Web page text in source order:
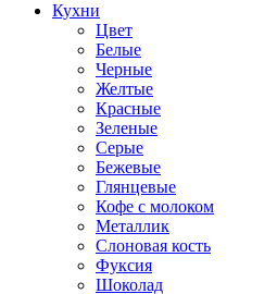
Кухни
Цвет
Белые
Черные
Желтые
Красные
Зеленые
Серые
Бежевые
Глянцевые
Кофе с молоком
Металлик
Слоновая кость
Фуксия
Шоколад